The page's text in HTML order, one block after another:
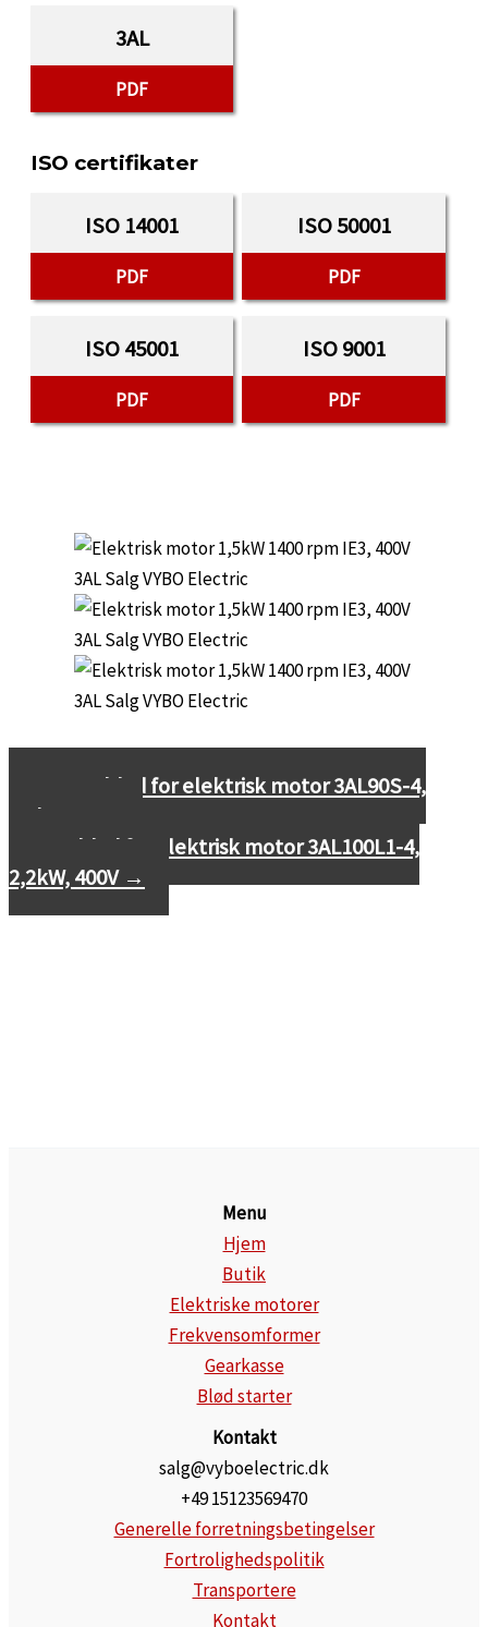
3AL
PDF
ISO certifikater
ISO 14001
PDF
ISO 50001
PDF
ISO 45001
PDF
ISO 9001
PDF
Datablad for elektrisk motor 3AL90S-4,
1,1kW, 400V
Datablad for elektrisk motor 3AL100L1-4,
2,2kW, 400V →
Menu
Hjem
Butik
Elektriske motorer
Frekvensomformer
Gearkasse
Blød starter
Kontakt
salg@vyboelectric.dk
+49 15123569470
Generelle forretningsbetingelser
Fortrolighedspolitik
Transportere
Kontakt